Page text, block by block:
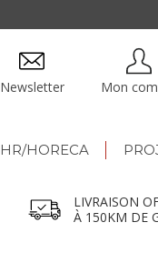
Mon
Newsletter
HORECA
LIVRAISON
À 150KM DE